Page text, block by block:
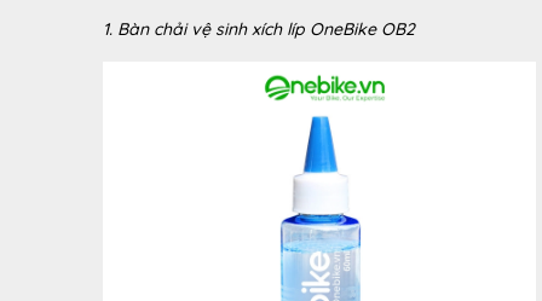
1. Bàn chải vệ sinh xích líp OneBike OB2